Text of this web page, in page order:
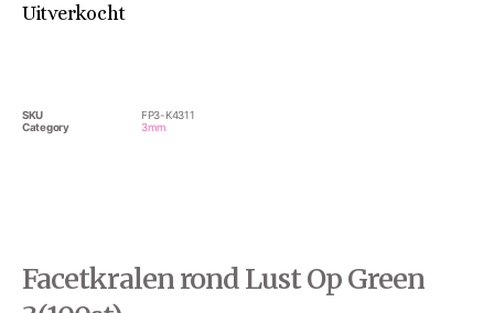
Uitverkocht
SKU
FP3-K4311
Category
3mm
Facetkralen rond Lust Op Green